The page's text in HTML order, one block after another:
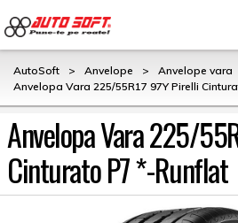
AutoSoft > Anvelope > Anvelope vara
Anvelopa Vara 225/55R17 97Y Pirelli
Anvelopa Vara 225/
Cinturato P7 *-Runflat